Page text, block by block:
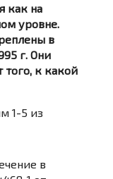
как на
уровне.
в
г. Они
того, к какой
1-5 из
в